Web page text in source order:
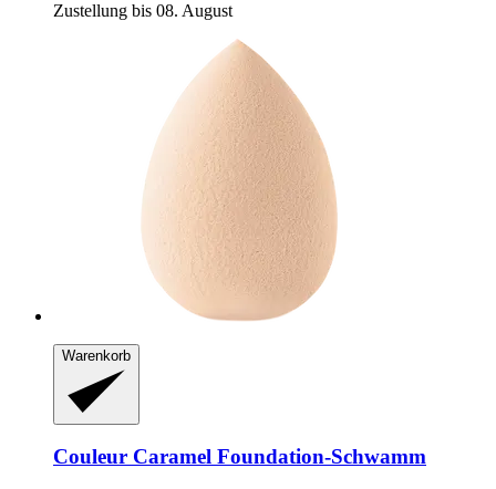
Zustellung bis 08. August
Warenkorb
Couleur Caramel Foundation-​Schwamm